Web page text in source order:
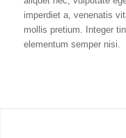
imperdiet a, venenatis
mollis pretium. Integer
elementum semper nisi.